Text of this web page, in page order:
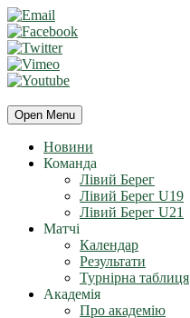
Open Menu
Новини
Команда
Лівий Берег
Лівий Берег U19
Лівий Берег U21
Матчі
Календар
Результати
Турнірна таблиця
Академія
Про академію